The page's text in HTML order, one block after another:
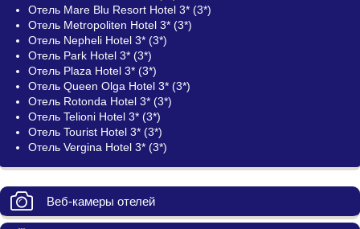
Отель Mare Blu Resort Hotel 3* (3*)
Отель Metropoliten Hotel 3* (3*)
Отель Nepheli Hotel 3* (3*)
Отель Park Hotel 3* (3*)
Отель Plaza Hotel 3* (3*)
Отель Queen Olga Hotel 3* (3*)
Отель Rotonda Hotel 3* (3*)
Отель Telioni Hotel 3* (3*)
Отель Tourist Hotel 3* (3*)
Отель Vergina Hotel 3* (3*)
Веб-камеры отелей